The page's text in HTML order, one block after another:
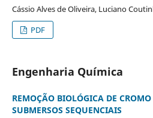
Cássio Alves de Oliveira, Luciano
PDF
Engenharia Química
REMOÇÃO BIOLÓGICA DE
SUBMERSOS SEQUENCIAIS